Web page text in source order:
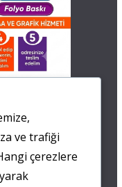
ve trafiği
çerezlere